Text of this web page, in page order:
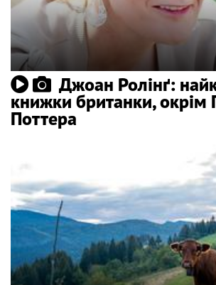
Джоан Ролінґ:
книжки британки, окрім
Поттера